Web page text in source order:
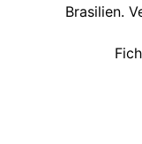
Brasilien.